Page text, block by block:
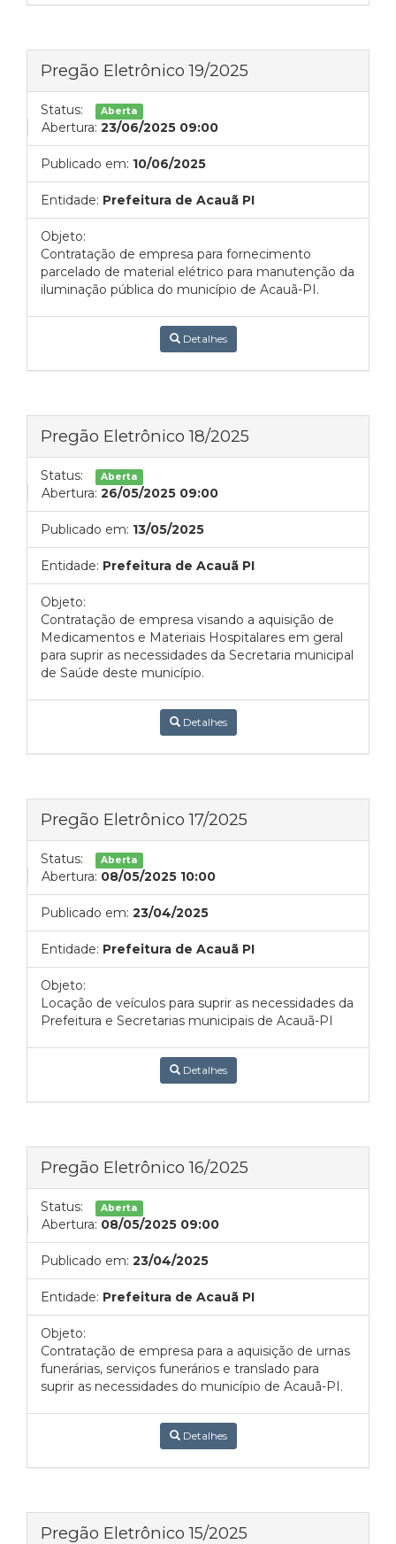
Pregão Eletrônico 19/2025
Status: Aberta
Abertura: 23/06/2025 09:00
Publicado em: 10/06/2025
Entidade: Prefeitura de Acauã PI
Objeto:
Contratação de empresa para fornecimento
parcelado de material elétrico para manutenção da
iluminação pública do município de Acauã-PI.
Detalhes
Pregão Eletrônico 18/2025
Status: Aberta
Abertura: 26/05/2025 09:00
Publicado em: 13/05/2025
Entidade: Prefeitura de Acauã PI
Objeto:
Contratação de empresa visando a aquisição de
Medicamentos e Materiais Hospitalares em geral
para suprir as necessidades da Secretaria municipal
de Saúde deste município.
Detalhes
Pregão Eletrônico 17/2025
Status: Aberta
Abertura: 08/05/2025 10:00
Publicado em: 23/04/2025
Entidade: Prefeitura de Acauã PI
Objeto:
Locação de veículos para suprir as necessidades da
Prefeitura e Secretarias municipais de Acauã-PI
Detalhes
Pregão Eletrônico 16/2025
Status: Aberta
Abertura: 08/05/2025 09:00
Publicado em: 23/04/2025
Entidade: Prefeitura de Acauã PI
Objeto:
Contratação de empresa para a aquisição de urnas
funerárias, serviços funerários e translado para
suprir as necessidades do município de Acauã-PI.
Detalhes
Pregão Eletrônico 15/2025